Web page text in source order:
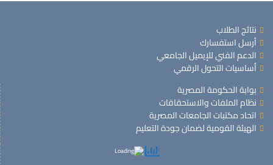
نتائج الطلاب
أرسل استفسارك
الدعم الفني للإيميل الجامعي
أساسيات التحول الرقمي
بوابة الحكومة المصرية
نظام الملفات والاستحقاقات
اتحاد مكتبات الجامعات المصرية
الهيئة القومية لضمان جودة التعليم